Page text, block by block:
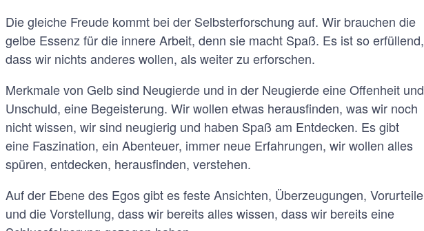
Die gleiche Freude kommt bei der Selbsterforschung auf. Wir brauchen die
gelbe Essenz für die innere Arbeit, denn sie macht Spaß. Es ist so erfüllend,
dass wir nichts anderes wollen, als weiter zu erforschen.
Merkmale von Gelb sind Neugierde und in der Neugierde eine Offenheit und
Unschuld, eine Begeisterung. Wir wollen etwas herausfinden, was wir noch
nicht wissen, wir sind neugierig und haben Spaß am Entdecken. Es gibt
eine Faszination, ein Abenteuer, immer neue Erfahrungen, wir wollen alles
spüren, entdecken, herausfinden, verstehen.
Auf der Ebene des Egos gibt es feste Ansichten, Überzeugungen, Vorurteile
und die Vorstellung, dass wir bereits alles wissen, dass wir bereits eine